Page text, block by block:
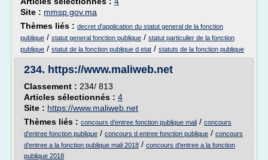
Site : mmsp.gov.ma
Thèmes liés : decret d'application du statut general de la fonction
publique / statut general fonction publique / statut particulier de la fonction
publique / statut de la fonction publique d etat / statuts de la fonction publique
234. https://www.maliweb.net
Classement : 234/ 813
Articles sélectionnés : 4
Site : https://www.maliweb.net
Thèmes liés : concours d'entree fonction publique mali / concours
d'entree fonction publique / concours d entree fonction publique / concours
d'entree a la fonction publique mali 2018 / concours d'entree a la fonction
publique 2018